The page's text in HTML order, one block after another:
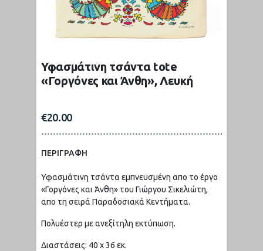
Υφασμάτινη τσάντα tote
«Γοργόνες και Άνθη», Λευκή
€20.00
ΠΕΡΙΓΡΑΦΗ
Υφασμάτινη τσάντα εμπνευσμένη απο το έργο
«Γοργόνες και Άνθη» του Γιώργου Σικελιώτη,
απο τη σειρά Παραδοσιακά Κεντήματα.
Πολυέστερ με ανεξίτηλη εκτύπωση.
Διαστάσεις: 40 x 36 εκ.